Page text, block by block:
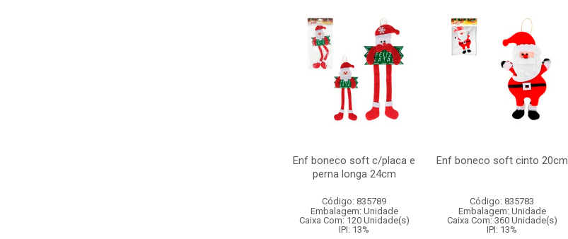
Enf boneco soft c/placa e
perna longa 24cm
Código: 835789
Embalagem: Unidade
Caixa Com: 120 Unidade(s)
IPI: 13%
Enf boneco soft cinto 20cm
Código: 835783
Embalagem: Unidade
Caixa Com: 360 Unidade(s)
IPI: 13%